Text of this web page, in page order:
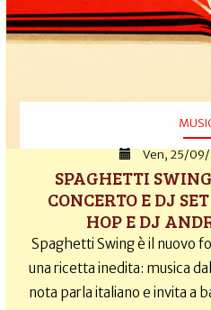
Ven, 25/
SPAGHETTI
CONCERTO E DJ
HOP E DJ
Spaghetti Swing è il nuovo
una ricetta inedita: musica
nota parla italiano e invita a